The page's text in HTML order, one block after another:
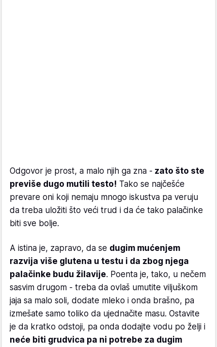
Odgovor je prost, a malo njih ga zna - zato što ste
previše dugo mutili testo! Tako se najčešće
prevare oni koji nemaju mnogo iskustva pa veruju
da treba uložiti što veći trud i da će tako palačinke
biti sve bolje.
A istina je, zapravo, da se dugim mućenjem
razvija više glutena u testu i da zbog njega
palačinke budu žilavije. Poenta je, tako, u nečem
sasvim drugom - treba da ovlaš umutite viljuškom
jaja sa malo soli, dodate mleko i onda brašno, pa
izmešate samo toliko da ujednačite masu. Ostavite
je da kratko odstoji, pa onda dodajte vodu po želji i
neće biti grudvica pa ni potrebe za dugim